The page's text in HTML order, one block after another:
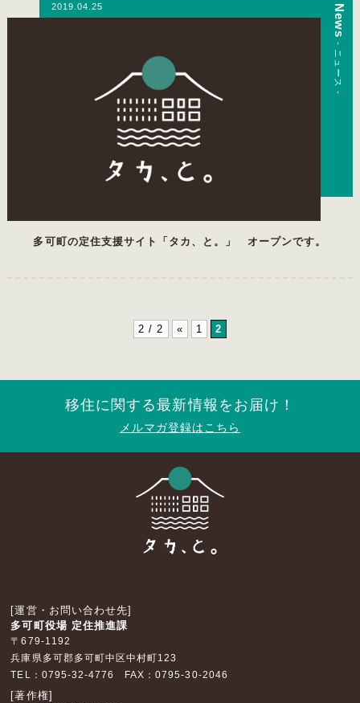
2019.04.25 News
- ニュース -
多可町の定住支援サイト「タカ、と。」 オープンです。
2 / 2 « 1 2
移住に関する最新情報をお届け！
メルマガ登録はこちら
[運営・お問い合わせ先]
多可町役場 定住推進課
〒679-1192
兵庫県多可郡多可町中区中村町123
TEL：0795-32-4776 FAX：0795-30-2046
[著作権]